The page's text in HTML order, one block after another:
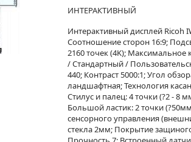
ИНТЕРАКТИВНЫЙ
Интерактивный дисплей Ricoh
Соотношение сторон 16:9;
2160 точек (4K);
/ Стандартный /
440; Контраст 5000:1; Угол
ландшафтная; Технология
Стилус и палец: 4 точки (?2 - 8
Большой ластик: 2 точки
сенсорного управления
стекла 2мм; Покрытие